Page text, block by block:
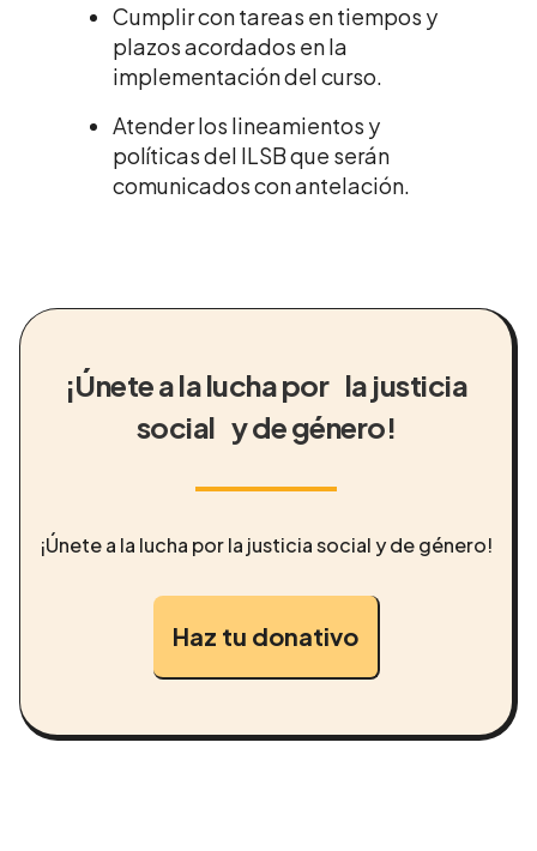
Cumplir con tareas en tiempos y
plazos acordados en la
implementación del curso.
Atender los lineamientos y
políticas del ILSB que serán
comunicados con antelación.
¡Únete a la lucha por la justicia
social y de género!
¡Únete a la lucha por la justicia social y de género!
Haz tu donativo